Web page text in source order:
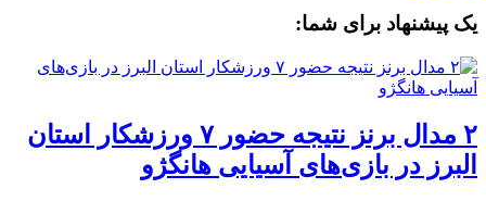
یک پیشنهاد برای شما:
۲ مدال برنز نتیجه حضور ۷ ورزشکار استان
البرز در بازی‌های آسیایی هانگژو